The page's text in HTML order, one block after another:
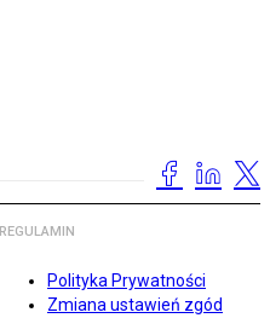
REGULAMIN
Polityka Prywatności
Zmiana ustawień zgód